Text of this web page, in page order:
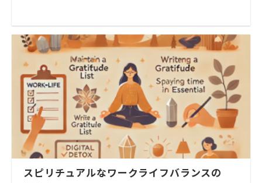
スピリチュアルなワークライフバランスの